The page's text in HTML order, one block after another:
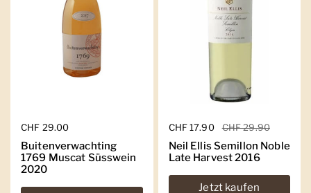
Regulärer Preis
CHF 29.00
Buitenverwachting
1769 Muscat Süsswein
2020
Regulärer Preis
CHF 17.90 Sale-Preis
CHF 29.90
Neil Ellis Semillon Noble
Late Harvest 2016
Jetzt kaufen